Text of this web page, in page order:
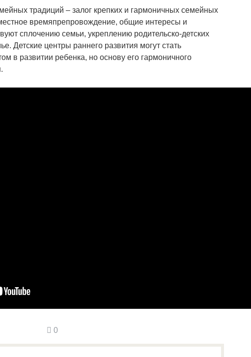
традиций – залог крепких и гармоничных семейных
времяпрепровождение, общие интересы и
сплочению семьи, укреплению родительско-детских
Детские центры раннего развития могут стать
в развитии ребенка, но основу его гармоничного
0